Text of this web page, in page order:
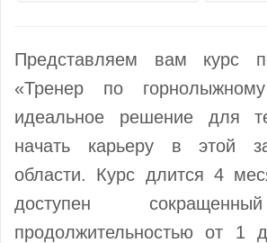
Представляем вам курс
«Тренер по
идеальное решение для
начать карьеру в этой
области. Курс длится 4
доступен
продолжительностью от 1